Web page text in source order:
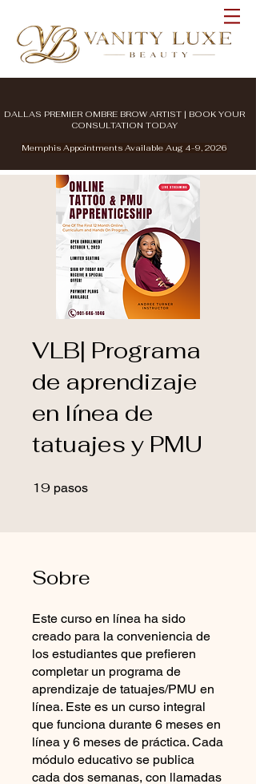
DALLAS PREMIER OMBRE BROW ARTIST | BOOK YOUR
CONSULTATION TODAY
Memphis Appointments Available Aug 4-9, 2026
VLB| Programa
de aprendizaje
en línea de
tatuajes y PMU
19 pasos
Sobre
Este curso en línea ha sido
creado para la conveniencia de
los estudiantes que prefieren
completar un programa de
aprendizaje de tatuajes/PMU en
línea. Este es un curso integral
que funciona durante 6 meses en
línea y 6 meses de práctica. Cada
módulo educativo se publica
cada dos semanas, con llamadas